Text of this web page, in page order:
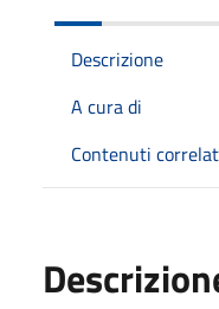
Descrizione
A cura di
Contenuti